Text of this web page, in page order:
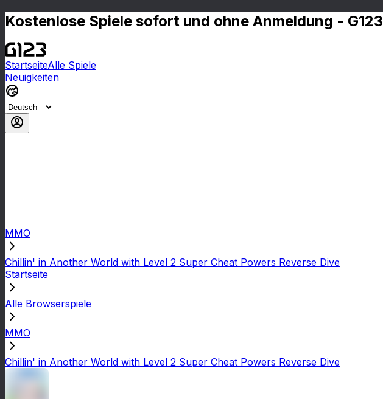
Kostenlose Spiele sofort und ohne Anmeldung - G123
StartseiteAlle Spiele
Neuigkeiten
MMO
Chillin' in Another World with Level 2 Super Cheat Powers Reverse Dive
Startseite
Alle Browserspiele
MMO
Chillin' in Another World with Level 2 Super Cheat Powers Reverse Dive